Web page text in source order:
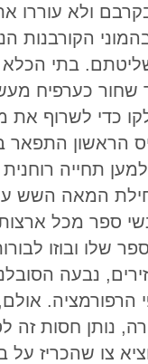
ולא
הקורבנות
בתי הכלא
שחור כערפיח
כדי לשרוף את
הראשון התפאר
תחייה רוחנית
המאה השש
ספר מכל
שלו ובוזו
נבעה
הרפורמציה.
נותן חסות זה
צו שהכריז על